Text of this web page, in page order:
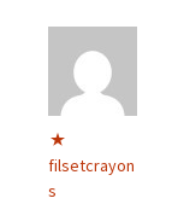
filsetcrayon
s